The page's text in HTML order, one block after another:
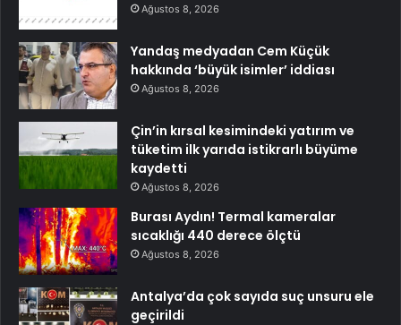
Ağustos 8, 2026
Yandaş medyadan Cem Küçük
hakkında ‘büyük isimler’ iddiası
Ağustos 8, 2026
Çin’in kırsal kesimindeki yatırım ve
tüketim ilk yarıda istikrarlı büyüme
kaydetti
Ağustos 8, 2026
Burası Aydın! Termal kameralar
sıcaklığı 440 derece ölçtü
Ağustos 8, 2026
Antalya’da çok sayıda suç unsuru ele
geçirildi